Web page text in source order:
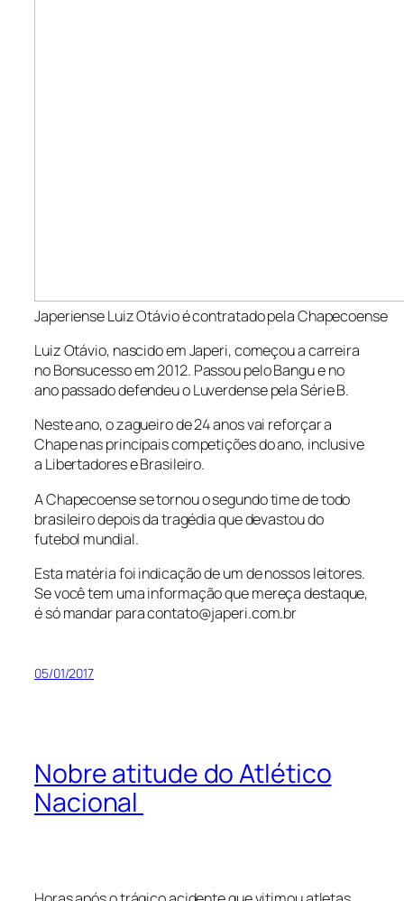
Japeriense Luiz Otávio é contratado pela Chapecoense
Luiz Otávio, nascido em Japeri, começou a carreira
no Bonsucesso em 2012. Passou pelo Bangu e no
ano passado defendeu o Luverdense pela Série B.
Neste ano, o zagueiro de 24 anos vai reforçar a
Chape nas principais competições do ano, inclusive
a Libertadores e Brasileiro.
A Chapecoense se tornou o segundo time de todo
brasileiro depois da tragédia que devastou do
futebol mundial.
Esta matéria foi indicação de um de nossos leitores.
Se você tem uma informação que mereça destaque,
é só mandar para contato@japeri.com.br
05/01/2017
Nobre atitude do Atlético
Nacional